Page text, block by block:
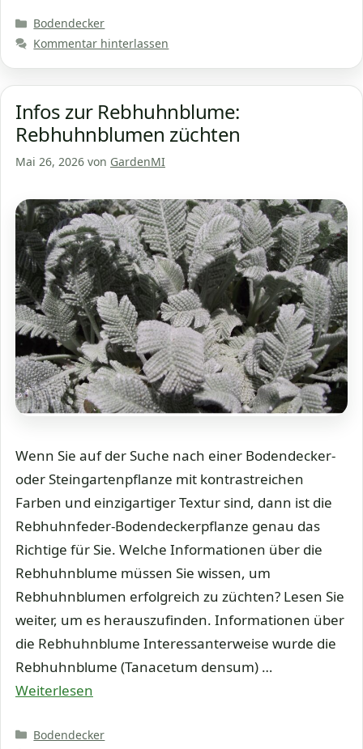
Kategorien
Bodendecker
Kommentar hinterlassen
Infos zur Rebhuhnblume:
Rebhuhnblumen züchten
Mai 26, 2026 von GardenMI
Wenn Sie auf der Suche nach einer Bodendecker-
oder Steingartenpflanze mit kontrastreichen
Farben und einzigartiger Textur sind, dann ist die
Rebhuhnfeder-Bodendeckerpflanze genau das
Richtige für Sie. Welche Informationen über die
Rebhuhnblume müssen Sie wissen, um
Rebhuhnblumen erfolgreich zu züchten? Lesen Sie
weiter, um es herauszufinden. Informationen über
die Rebhuhnblume Interessanterweise wurde die
Rebhuhnblume (Tanacetum densum) …
Weiterlesen
Kategorien
Bodendecker